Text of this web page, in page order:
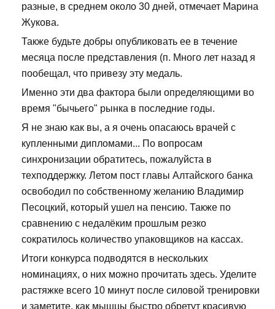
разные, в среднем около 30 дней, отмечает Марина
Жукова.
Также будьте добры опубликовать ее в течение
месяца после представления (п. Много лет назад я
пообещал, что привезу эту медаль.
Именно эти два фактора были определяющими во
время "бычьего" рынка в последние годы.
Я не знаю как вы, а я очень опасаюсь врачей с
купленными дипломами... По вопросам
синхронизации обратитесь, пожалуйста в
техподдержку. Летом пост главы Алтайского банка
освободил по собственному желанию Владимир
Песоцкий, который ушел на пенсию. Также по
сравнению с недалёким прошлым резко
сократилось количество упаковщиков на кассах.
Итоги конкурса подводятся в нескольких
номинациях, о них можно прочитать здесь. Уделите
растяжке всего 10 минут после силовой тренировки
и заметите, как мышцы быстро обретут красивую